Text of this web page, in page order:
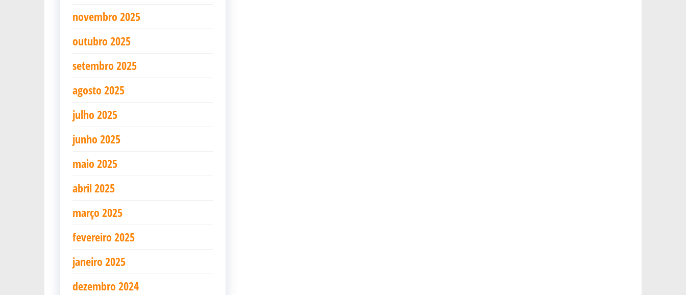
novembro 2025
outubro 2025
setembro 2025
agosto 2025
julho 2025
junho 2025
maio 2025
abril 2025
março 2025
fevereiro 2025
janeiro 2025
dezembro 2024